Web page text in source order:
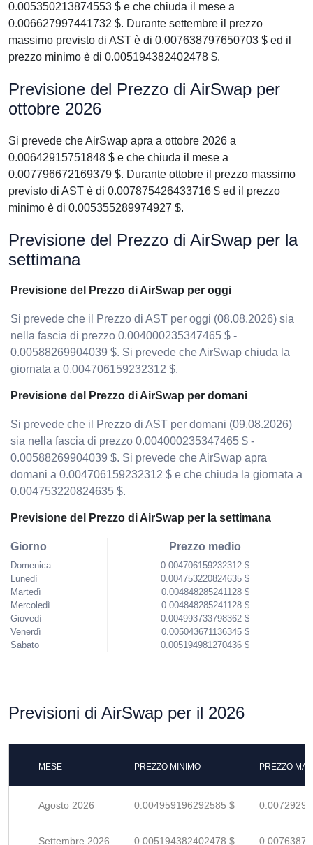
0.005350213874553 $ e che chiuda il mese a
0.006627997441732 $. Durante settembre il prezzo
massimo previsto di AST è di 0.007638797650703 $ ed il
prezzo minimo è di 0.005194382402478 $.
Previsione del Prezzo di AirSwap per
ottobre 2026
Si prevede che AirSwap apra a ottobre 2026 a
0.00642915751848 $ e che chiuda il mese a
0.007796672169379 $. Durante ottobre il prezzo massimo
previsto di AST è di 0.007875426433716 $ ed il prezzo
minimo è di 0.005355289974927 $.
Previsione del Prezzo di AirSwap per la
settimana
Previsione del Prezzo di AirSwap per oggi
Si prevede che il Prezzo di AST per oggi (08.08.2026) sia
nella fascia di prezzo 0.004000235347465 $ -
0.00588269904039 $. Si prevede che AirSwap chiuda la
giornata a 0.004706159232312 $.
Previsione del Prezzo di AirSwap per domani
Si prevede che il Prezzo di AST per domani (09.08.2026)
sia nella fascia di prezzo 0.004000235347465 $ -
0.00588269904039 $. Si prevede che AirSwap apra
domani a 0.004706159232312 $ e che chiuda la giornata a
0.004753220824635 $.
Previsione del Prezzo di AirSwap per la settimana
Giorno
Domenica
Lunedì
Martedì
Mercoledì
Giovedì
Venerdì
Sabato
Prezzo medio
0.004706159232312 $
0.004753220824635 $
0.004848285241128 $
0.004848285241128 $
0.004993733798362 $
0.005043671136345 $
0.005194981270436 $
Previsioni di AirSwap per il 2026
MESE PREZZO MINIMO PREZZO
Agosto 2026 0.004959196292585 $
Settembre 2026 0.005194382402478 $